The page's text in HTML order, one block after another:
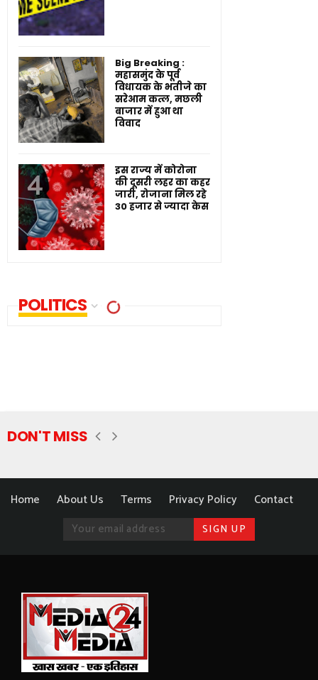
Big Breaking :
महासमुंद के पूर्व
विधायक के भतीजे का
सरेआम कत्ल, मछली
बाजार में हुआ था
विवाद
इस राज्य में कोरोना
की दूसरी लहर का कहर
जारी, रोजाना मिल रहे
30 हजार से ज्यादा केस
POLITICS
DON'T MISS
Home About Us Terms Privacy Policy Contact